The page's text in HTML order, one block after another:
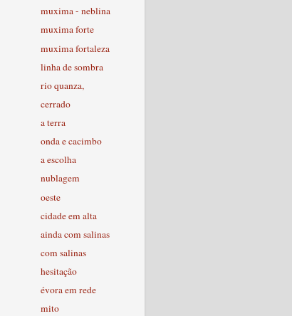
muxima - neblina
muxima forte
muxima fortaleza
linha de sombra
rio quanza,
cerrado
a terra
onda e cacimbo
a escolha
nublagem
oeste
cidade em alta
ainda com salinas
com salinas
hesitação
évora em rede
mito